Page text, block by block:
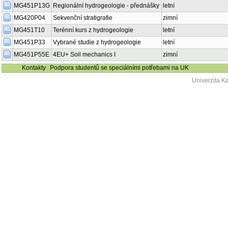
MG451P13G Regionální hydrogeologie - přednášky letní
MG420P04
Sekvenční stratigrafie
zimní
MG451T10
Terénní kurs z hydrogeologie
letní
MG451P33
Vybrané studie z hydrogeologie
letní
MG451P55E 4EU+ Soil mechanics I
zimní
Kontakty
Podpora studentů se speciálními potřebami na UK
Univerzita